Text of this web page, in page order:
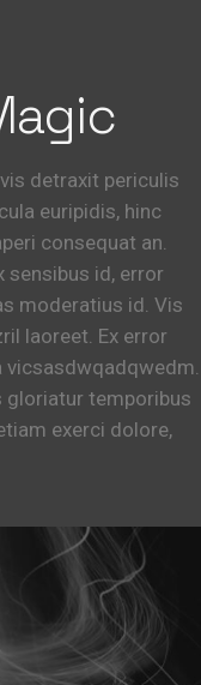
detraxit periculis
euripidis, hinc
consequat an.
sensibus id, error
moderatius id. Vis
laoreet. Ex error
gloriatur temporibus
exerci dolore,